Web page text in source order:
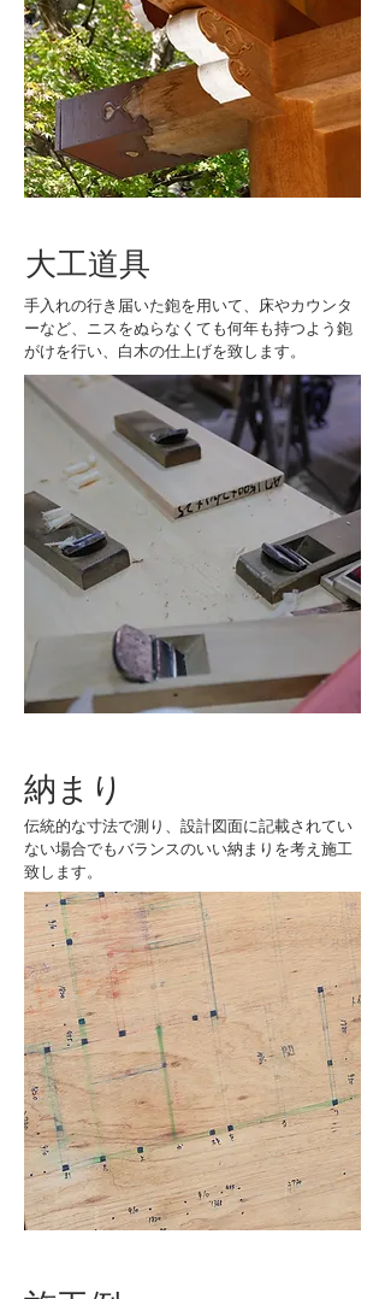
​大工道具
手入れの行き届いた鉋を用いて、床やカウンタ
ーなど、ニスをぬらなくても何年も持つよう鉋
がけを行い、白木の仕上げを致します。
納まり
伝統的な寸法で測り、設計図面に記載されてい
ない場合でもバランスのいい納まりを考え施工
致します。